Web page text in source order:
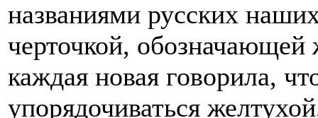
названиями русских
черточкой,
каждая новая говорила,
упорядочиваться